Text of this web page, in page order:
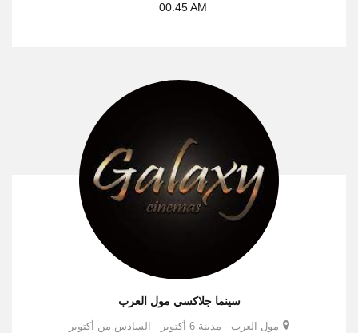
00:45 AM
سينما جلاكسي مول العرب
مول العرب - مدينة 6 أكتوبر - السادس من أكتوبر